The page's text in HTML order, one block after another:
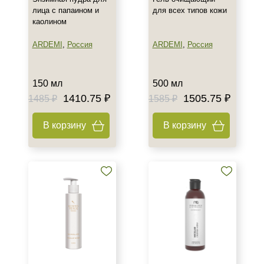
Показать еще
Время применения
Вечер
День
Показать еще
лица с папаином и
каолином
ARDEMI , Россия
150 мл
1485 ₽
1410.75 ₽
В корзину
для всех типов кожи
ARDEMI , Россия
500 мл
1585 ₽
1505.75 ₽
В корзину